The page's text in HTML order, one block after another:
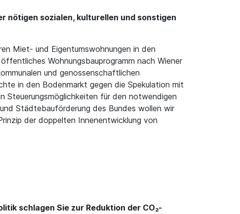
nötigen sozialen, kulturellen und sonstigen
Miet- und Eigentumswohnungen in den
Wohnungsbauprogramm nach Wiener
und genossenschaftlichen
in den Bodenmarkt gegen die Spekulation mit
Steuerungsmöglichkeiten für den notwendigen
Städtebauförderung des Bundes wollen wir
der doppelten Innenentwicklung von
schlagen Sie zur Reduktion der CO₂-